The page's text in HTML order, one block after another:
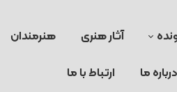
آثار هنری هنرمندان
درباره ما ارتباط با ما